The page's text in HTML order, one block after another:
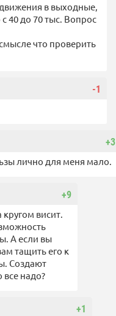
в выходные,
40 до 70 тыс. Вопрос
что проверить
-1
+3
лично для меня мало.
+9
висит.
А если вы
тащить его к
Создают
надо?
+1